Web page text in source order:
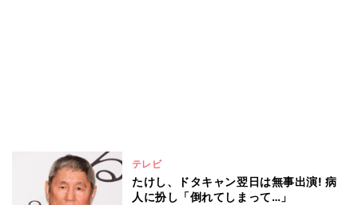
テレビ
たけし、ドタキャン翌日は無事出演! 病
人に扮し「倒れてしまって…」